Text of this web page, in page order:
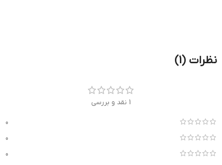
نظرات (1)
1 نقد و بررسی
0
0
0